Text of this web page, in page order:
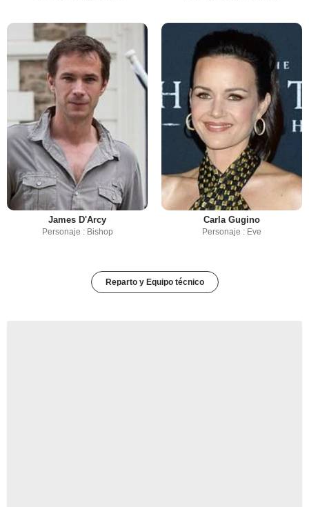
James D'Arcy
Personaje : Bishop
Carla Gugino
Personaje : Eve
Reparto y Equipo técnico